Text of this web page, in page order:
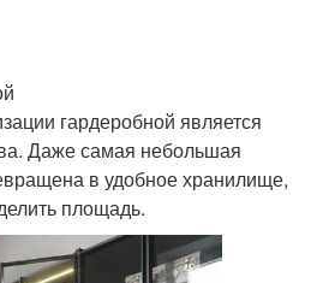
гардеробной является
Даже самая небольшая
в удобное хранилище,
площадь.